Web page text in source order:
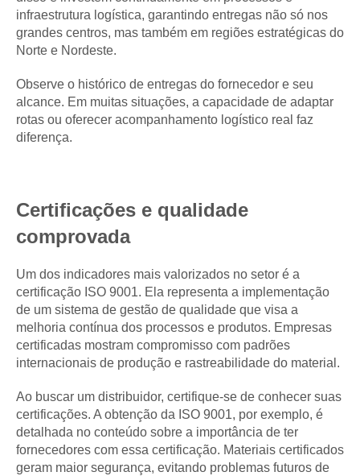
infraestrutura logística, garantindo entregas não só nos
grandes centros, mas também em regiões estratégicas do
Norte e Nordeste.
Observe o histórico de entregas do fornecedor e seu
alcance. Em muitas situações, a capacidade de adaptar
rotas ou oferecer acompanhamento logístico real faz
diferença.
Certificações e qualidade
comprovada
Um dos indicadores mais valorizados no setor é a
certificação ISO 9001. Ela representa a implementação
de um sistema de gestão de qualidade que visa a
melhoria contínua dos processos e produtos. Empresas
certificadas mostram compromisso com padrões
internacionais de produção e rastreabilidade do material.
Ao buscar um distribuidor, certifique-se de conhecer suas
certificações. A obtenção da ISO 9001, por exemplo, é
detalhada no conteúdo sobre a importância de ter
fornecedores com essa certificação. Materiais certificados
geram maior segurança, evitando problemas futuros de